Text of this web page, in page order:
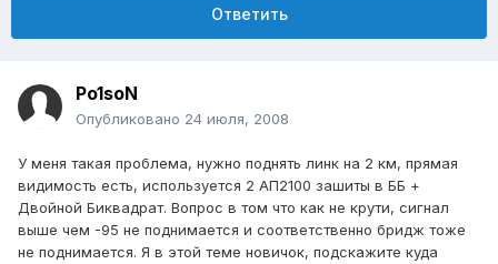
Ответить
Po1soN
Опубликовано 24 июля, 2008
У меня такая проблема, нужно поднять линк на 2 км, прямая
видимость есть, используется 2 АП2100 зашиты в ББ +
Двойной Биквадрат. Вопрос в том что как не крути, сигнал
выше чем -95 не поднимается и соответственно бридж тоже
не поднимается. Я в этой теме новичок, подскажите куда